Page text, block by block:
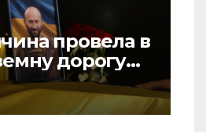
провела в
дорогу
– Олега